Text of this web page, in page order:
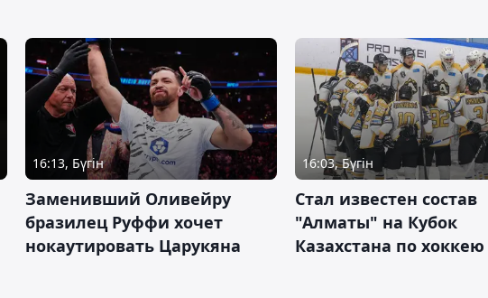
16:13, Бүгін
Заменивший Оливейру
бразилец Руффи хочет
нокаутировать Царукяна
16:03, Бүгін
Стал известен состав
"Алматы" на Кубок
Казахстана по хоккею